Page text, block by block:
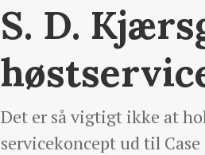
S. D.
Det er så vigtigt ikke at
servicekoncept ud til